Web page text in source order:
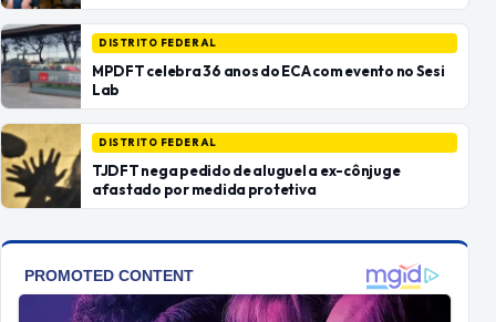
DISTRITO FEDERAL
MPDFT celebra 36 anos do ECA com evento no Sesi
Lab
DISTRITO FEDERAL
TJDFT nega pedido de aluguel a ex-cônjuge
afastado por medida protetiva